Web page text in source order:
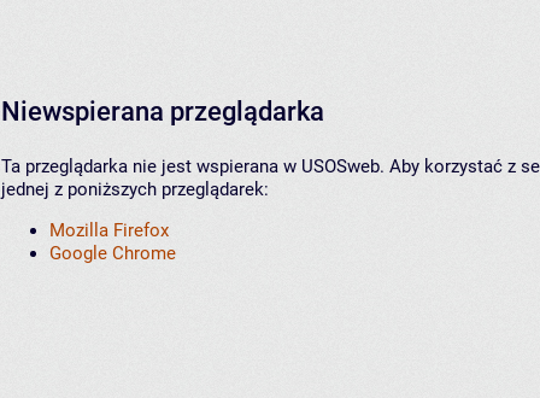
Niewspierana przeglądarka
Ta przeglądarka nie jest wspierana w USOSweb. Aby korzystać z
jednej z poniższych przeglądarek:
Mozilla Firefox
Google Chrome